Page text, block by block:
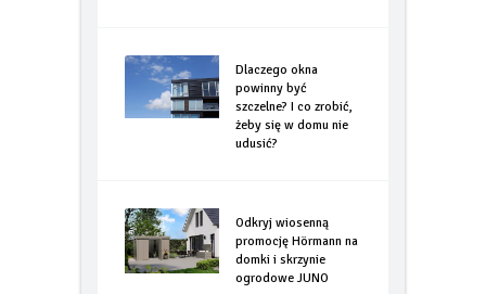
Dlaczego okna
powinny być
szczelne? I co zrobić,
żeby się w domu nie
udusić?
Odkryj wiosenną
promocję Hörmann na
domki i skrzynie
ogrodowe JUNO